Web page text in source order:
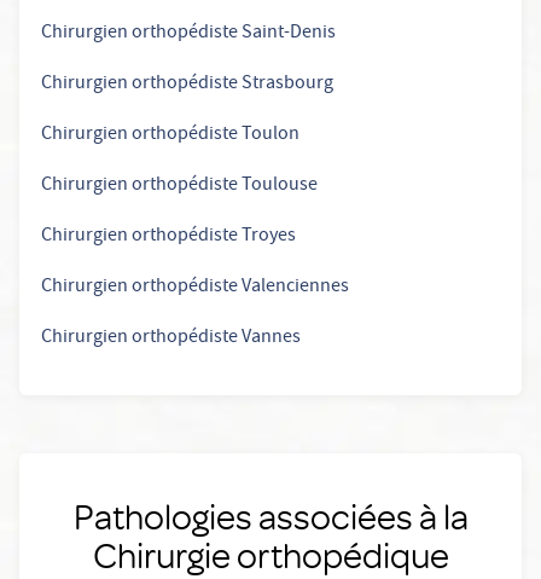
Chirurgien orthopédiste Saint-Denis
Chirurgien orthopédiste Strasbourg
Chirurgien orthopédiste Toulon
Chirurgien orthopédiste Toulouse
Chirurgien orthopédiste Troyes
Chirurgien orthopédiste Valenciennes
Chirurgien orthopédiste Vannes
Pathologies associées à la
Chirurgie orthopédique